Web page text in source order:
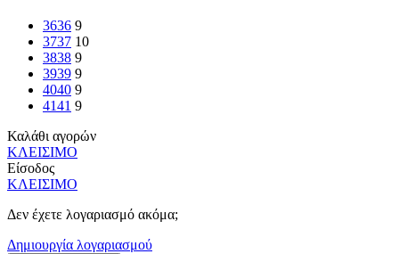
3636 9
3737 10
3838 9
3939 9
4040 9
4141 9
Καλάθι αγορών
ΚΛΕΙΣΙΜΟ
Είσοδος
ΚΛΕΙΣΙΜΟ
Δεν έχετε λογαριασμό ακόμα;
Δημιουργία λογαριασμού